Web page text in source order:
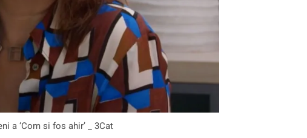
a ‘Com si fos ahir’ _ 3Cat